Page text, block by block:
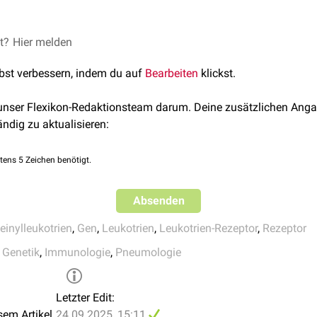
in Verbindung gebracht, eine Fehlregulation kann auch mit
Hirntumoren, sowie bei Prostatakrebs, Brustkrebs
der beispielsweise zur Therapie vonAsthma bronchiale
und Toxikologie, Springer Publishing, 2020
Ther. 10(6):353-66. 2006
Hier melden
verbessern, indem du auf Bearbeiten klickst.
Flexikon-Redaktionsteam darum. Deine zusätzlichen
zu aktualisieren:
5 Zeichen benötigt.
Absenden
, Gen, Leukotrien, Leukotrien-Rezeptor, Rezeptor
Genetik, Immunologie, Pneumologie
Artikel
Letzter Edit: